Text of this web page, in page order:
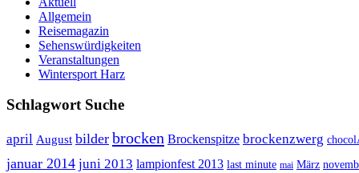
Allgemein
Reisemagazin
Sehenswürdigkeiten
Veranstaltungen
Wintersport Harz
Schlagwort Suche
april August bilder brocken Brockenspitze brockenzwerg
januar 2014 juni 2013 lampionfest 2013 last minute mai März